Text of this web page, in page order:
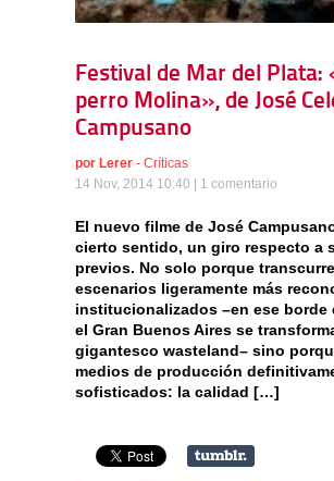
Festival de Mar del Plata:
perro Molina», de José
Campusano
por Lerer - Críticas
14 Nov, 2014 10:40 | 1 comentario
El nuevo filme de José
cierto sentido, un giro respecto a
previos. No solo porque
escenarios ligeramente más
institucionalizados –en ese borde
el Gran Buenos Aires se
gigantesco wasteland– sino
medios de producción
sofisticados: la calidad […]